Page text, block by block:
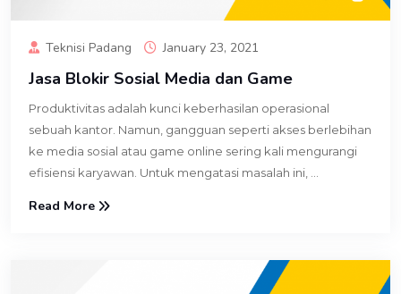
Teknisi Padang January 23, 2021
Jasa Blokir Sosial Media dan Game
Produktivitas adalah kunci keberhasilan operasional
sebuah kantor. Namun, gangguan seperti akses berlebihan
ke media sosial atau game online sering kali mengurangi
efisiensi karyawan. Untuk mengatasi masalah ini, ...
Read More